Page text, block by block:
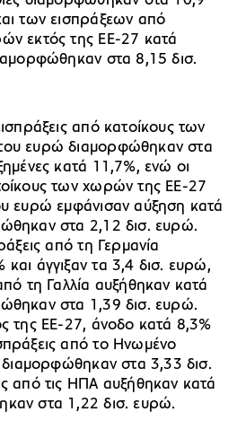
των εισπράξεων από
εκτός της ΕΕ-27 κατά
στα 8,15 δισ.
από κατοίκους των
ευρώ διαμορφώθηκαν στα
κατά 11,7%, ενώ οι
των χωρών της ΕΕ-27
ευρώ εμφάνισαν αύξηση κατά
στα 2,12 δισ. ευρώ.
από τη Γερμανία
άγγιξαν τα 3,4 δισ. ευρώ,
τη Γαλλία αυξήθηκαν κατά
στα 1,39 δισ. ευρώ.
της ΕΕ-27, άνοδο κατά 8,3%
από το Ηνωμένο
διαμορφώθηκαν στα 3,33 δισ.
από τις ΗΠΑ αυξήθηκαν κατά
στα 1,22 δισ. ευρώ.